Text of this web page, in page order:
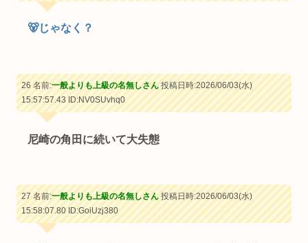
🐻じゃなく？
26 名前:一般よりも上級の名無しさん投稿日時:2026/06/03(水)
15:57:57.43ID:NV0SUvhq0
尼崎の角田に続いて大失態
27 名前:一般よりも上級の名無しさん投稿日時:2026/06/03(水)
15:58:07.80ID:GoiUzj380